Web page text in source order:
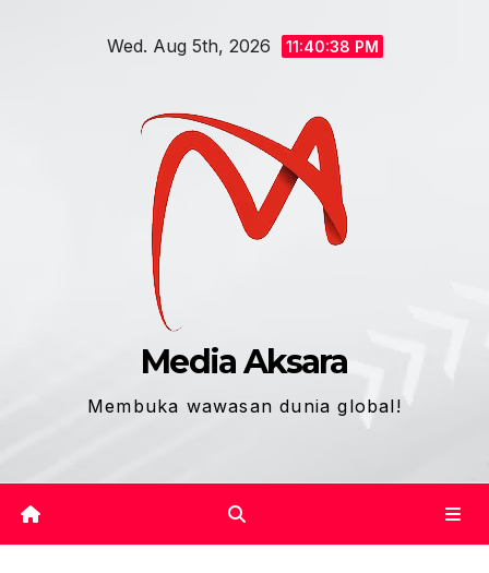
Wed. Aug 5th, 2026 11:40:38 PM
Media Aksara
Membuka wawasan dunia global!